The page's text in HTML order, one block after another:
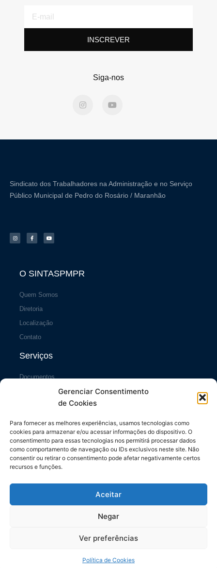
Gerenciar Consentimento
de Cookies
Para fornecer as melhores experiências, usamos tecnologias como
cookies para armazenar e/ou acessar informações do dispositivo. O
consentimento para essas tecnologias nos permitirá processar dados
como comportamento de navegação ou IDs exclusivos neste site. Não
consentir ou retirar o consentimento pode afetar negativamente certos
recursos e funções.
Aceitar
Negar
Ver preferências
Política de Cookies
INSCREVER
Siga-nos
n
g
o
b
Sindicato dos Trabalhadores na Administração e no Serviço
Público Municipal de Pedro do Rosário / Maranhão
s
t
a
c
e
b
u
t
u
O SINTASPMPR
Quem Somos
Diretoria
Localização
Contato
Serviços
Documentos
Portal da Transparência
Sistema SiscCG
Área do Sócio
Links Úteis
Repasses ao Município
Todos os direitos reservados. SINTASPMPR © 2024